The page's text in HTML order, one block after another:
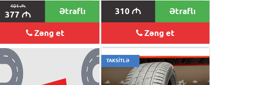
401M
377 M Ətraflı
Zəng et
310 M Ətraflı
Zəng et
TAKSİTLƏ